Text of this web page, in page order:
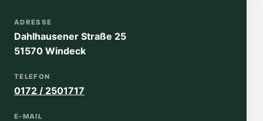
ADRESSE
Dahlhausener Straße 25
51570 Windeck
TELEFON
0172 / 2501717
E-MAIL